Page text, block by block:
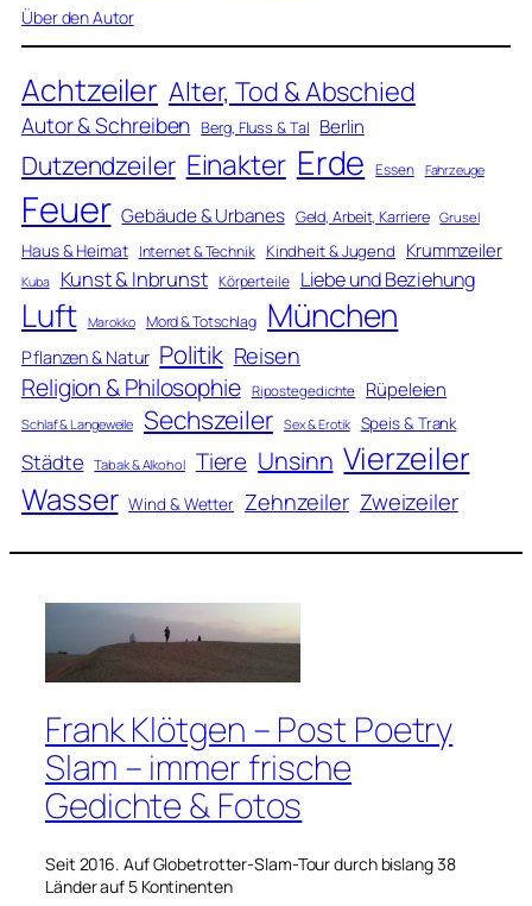
Über den Autor
Achtzeiler Alter, Tod & Abschied
Autor & Schreiben Berg, Fluss & Tal Berlin
Dutzendzeiler Einakter Erde Essen Fahrzeuge
Feuer Gebäude & Urbanes Geld, Arbeit, Karriere Grusel
Haus & Heimat Internet & Technik Kindheit & Jugend Krummzeiler
Kuba Kunst & Inbrunst Körperteile Liebe und Beziehung
Luft Marokko Mord & Totschlag München
Pflanzen & Natur Politik Reisen
Religion & Philosophie Ripostegedichte Rüpeleien
Schlaf & Langeweile Sechszeiler Sex & Erotik Speis & Trank
Städte Tabak & Alkohol Tiere Unsinn Vierzeiler
Wasser Wind & Wetter Zehnzeiler Zweizeiler
Frank Klötgen – Post Poetry
Slam – immer frische
Gedichte & Fotos
Seit 2016. Auf Globetrotter-Slam-Tour durch bislang 38
Länder auf 5 Kontinenten